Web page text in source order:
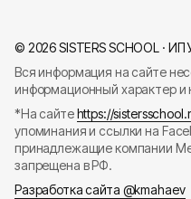
© 2026 SISTERS SCHOOL ·
Вся информация на сайте
информационный характер и
*На сайтеhttps://
упоминания и ссылки на
принадлежащие компании
запрещена в РФ.
Разработка сайта @kmahaev